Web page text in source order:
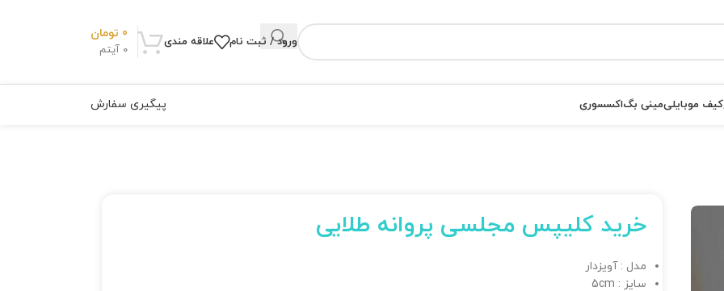
ورود / ثبت نام علاقه مندی
0 آیتم
0 تومان
کیف موبایلیمینی بگاکسسوری پیگیری سفارش
خرید کلیپس مجلسی پروانه طلایی
مدل : آویزدار
سایز : 5cm